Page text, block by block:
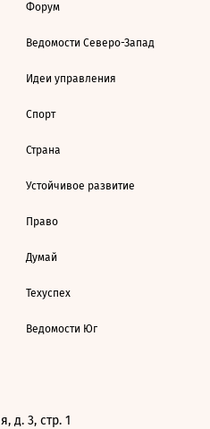
Форум
Ведомости Северо-Запад
Идеи управления
Спорт
Страна
Устойчивое развитие
Право
Думай
Техуспех
Ведомости Юг
д. 3, стр. 1